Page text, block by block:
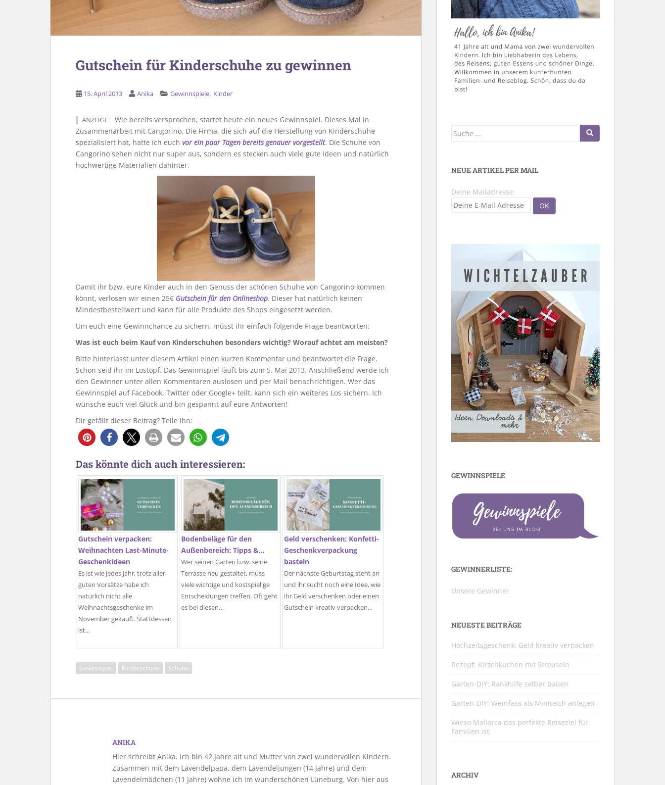
Gutschein für Kinderschuhe zu gewinnen
15. April 2013 Anika Gewinnspiele, Kinder
ANZEIGE
Wie bereits versprochen, startet heute ein neues Gewinnspiel. Dieses Mal in
Zusammenarbeit mit Cangorino. Die Firma, die sich auf die Herstellung von Kinderschuhe
spezialisiert hat, hatte ich euch vor ein paar Tagen bereits genauer vorgestellt. Die Schuhe von
Cangorino sehen nicht nur super aus, sondern es stecken auch viele gute Ideen und natürlich
hochwertige Materialien dahinter.
Damit ihr bzw. eure Kinder auch in den Genuss der schönen Schuhe von Cangorino kommen
könnt, verlosen wir einen 25€ Gutschein für den Onlineshop. Dieser hat natürlich keinen
Mindestbestellwert und kann für alle Produkte des Shops eingesetzt werden.
Um euch eine Gewinnchance zu sichern, müsst ihr einfach folgende Frage beantworten:
Was ist euch beim Kauf von Kinderschuhen besonders wichtig? Worauf achtet am meisten?
Bitte hinterlasst unter diesem Artikel einen kurzen Kommentar und beantwortet die Frage.
Schon seid ihr im Lostopf. Das Gewinnspiel läuft bis zum 5. Mai 2013. Anschließend werde ich
den Gewinner unter allen Kommentaren auslosen und per Mail benachrichtigen. Wer das
Gewinnspiel auf Facebook, Twitter oder Google+ teilt, kann sich ein weiteres Los sichern. Ich
wünsche euch viel Glück und bin gespannt auf eure Antworten!
Dir gefällt dieser Beitrag? Teile ihn:
Das könnte dich auch interessieren:
Gutschein verpacken:
Weihnachten Last-Minute-
Geschenkideen
Es ist wie jedes Jahr, trotz aller
guten Vorsätze habe ich
natürlich nicht alle
Weihnachtsgeschenke im
November gekauft. Stattdessen
ist…
Bodenbeläge für den
Außenbereich: Tipps &…
Wer seinen Garten bzw. seine
Terrasse neu gestaltet, muss
viele wichtige und kostspielige
Entscheidungen treffen. Oft geht
es bei diesen…
Geld verschenken: Konfetti-
Geschenkverpackung
basteln
Der nächste Geburtstag steht an
und ihr sucht noch eine Idee, wie
ihr Geld verschenken oder einen
Gutschein kreativ verpacken…
Gewinnspiel Kinderschuhe Schuhe
ANIKA
Hier schreibt Anika. Ich bin 42 Jahre alt und Mutter von zwei wundervollen Kindern.
Zusammen mit dem Lavendelpapa, dem Lavendeljungen (14 Jahre) und dem
Lavendelmädchen (11 Jahre) wohne ich im wunderschönen Lüneburg. Von hier aus
Suche
NEUE ARTIKEL PER MAIL
Deine Mailadresse:
GEWINNSPIELE
GEWINNERLISTE:
Unsere Gewinner
NEUESTE BEITRÄGE
Hochzeitsgeschenk: Geld kreativ verpacken
Rezept: Kirschkuchen mit Streuseln
Garten-DIY: Rankhilfe selber bauen
Garten-DIY: Weinfass als Miniteich anlegen
Wieso Mallorca das perfekte Reiseziel für
Familien ist
ARCHIV